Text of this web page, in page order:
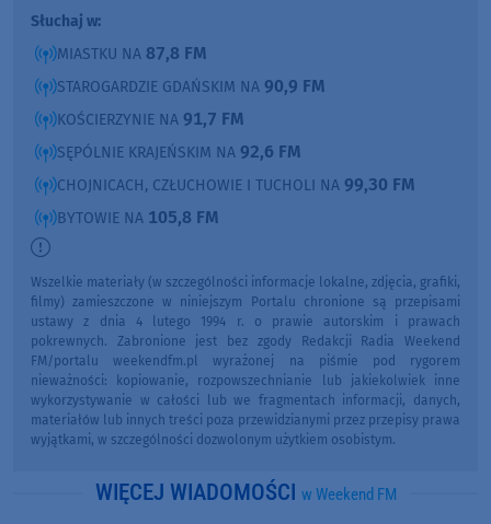
Słuchaj w:
MIASTKU NA 87,8 FM
STAROGARDZIE GDAŃSKIM NA 90,9 FM
KOŚCIERZYNIE NA 91,7 FM
SĘPÓLNIE KRAJEŃSKIM NA 92,6 FM
CHOJNICACH, CZŁUCHOWIE I TUCHOLI NA 99,30 FM
BYTOWIE NA 105,8 FM
Wszelkie materiały (w szczególności informacje lokalne, zdjęcia, grafiki,
filmy) zamieszczone w niniejszym Portalu chronione są przepisami
ustawy z dnia 4 lutego 1994 r. o prawie autorskim i prawach
pokrewnych. Zabronione jest bez zgody Redakcji Radia Weekend
FM/portalu weekendfm.pl wyrażonej na piśmie pod rygorem
nieważności: kopiowanie, rozpowszechnianie lub jakiekolwiek inne
wykorzystywanie w całości lub we fragmentach informacji, danych,
materiałów lub innych treści poza przewidzianymi przez przepisy prawa
wyjątkami, w szczególności dozwolonym użytkiem osobistym.
WIĘCEJ WIADOMOŚCI w Weekend FM